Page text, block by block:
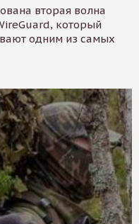
вторая волна
который
одним из самых